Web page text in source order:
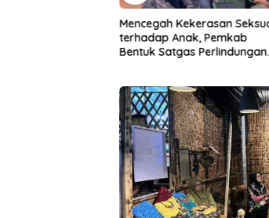
Mencegah Kekerasan Seksual
terhadap Anak, Pemkab
Bentuk Satgas Perlindungan